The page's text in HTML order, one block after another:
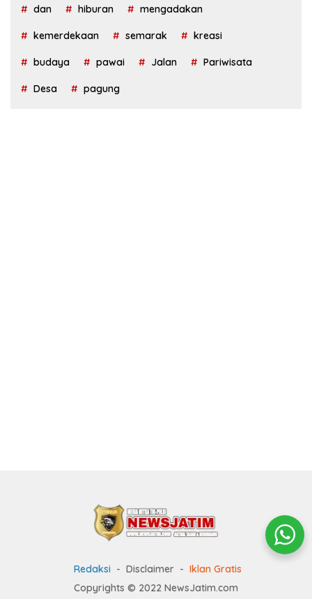
dan hiburan mengadakan
kemerdekaan semarak kreasi
budaya pawai Jalan Pariwisata
Desa pagung
Redaksi Disclaimer
Iklan Gratis
Copyrights © 2022 NewsJatim.com